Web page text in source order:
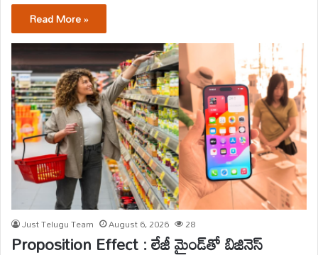
Read More »
Just Telugu Team August 6, 2026 28
Proposition Effect : లేజీ మైండ్‌తో బిజినెస్